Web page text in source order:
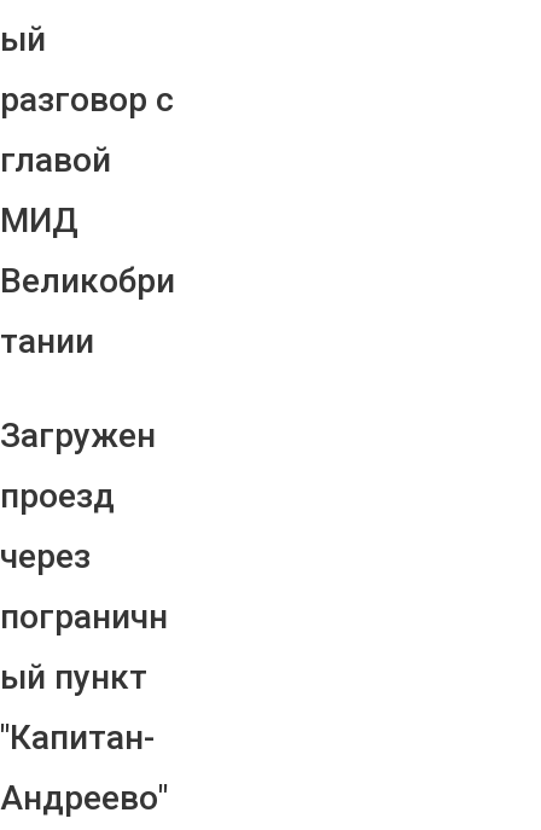
ый
разговор с
главой
МИД
Великобри
тании
Загружен
проезд
через
пограничн
ый пункт
"Капитан-
Андреево"